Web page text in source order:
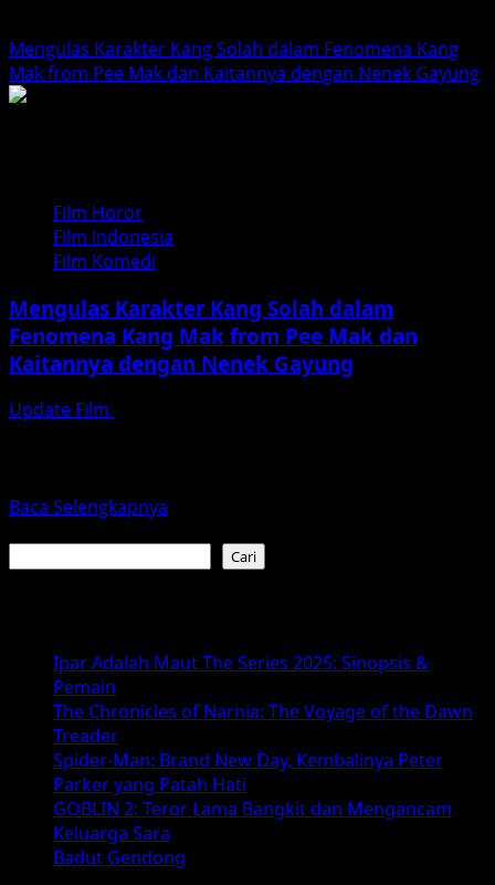
Mengulas Karakter Kang Solah dalam Fenomena Kang
Mak from Pee Mak dan Kaitannya dengan Nenek Gayung
Film Horor
Film Indonesia
Film Komedi
Mengulas Karakter Kang Solah dalam
Fenomena Kang Mak from Pee Mak dan
Kaitannya dengan Nenek Gayung
Update Film
Baca Selengkapnya
Solah
dalam
Fenomena
Kang
Mak
from
Pee
Mak
dan
Kaitannya
Cari
Ipar Adalah Maut The Series 2025: Sinopsis &
Pemain
The Chronicles of Narnia: The Voyage of the Dawn
Treader
Spider-Man: Brand New Day, Kembalinya Peter
Parker yang Patah Hati
GOBLIN 2: Teror Lama Bangkit dan Mengancam
Keluarga Sara
Badut Gendong